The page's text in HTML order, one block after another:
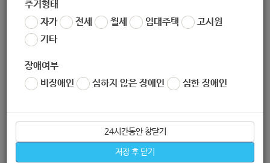
주거형태
자가
전세 월세 임대주택
고시원
기타
장애여부
비장애인
심하지 않은 장애인 심한 장애인
24시간동안 창닫기
저장 후 닫기
https://nkjob.modoo.at/?link=es5
mell6
< 영어집중과정 II >
○ 모집 대상 : 탈북 대학생 및 졸업자 중 영어 기초가 부족해
○ 교육 기간 : 2021년 1월 ~ 2월 주 1회 3시간 매주 토요일 14:
00 ~ 17:00 (7주)